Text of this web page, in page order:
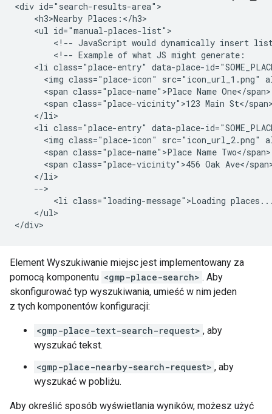
<div id="search-results-area">
    <h3>Nearby Places:</h3>
    <ul id="manual-places-list">
<!-- JavaScript would dynamically insert
        <!-- Example of what JS might generate:
<li class="place-entry" data-place-
<img class="place-icon" src="icon_url_1.png"
<span class="place-name">Place Name One</
<span class="place-vicinity">123 Main St</
    </li>
<li class="place-entry" data-place-
<img class="place-icon" src="icon_url_2.png"
<span class="place-name">Place Name Two</
<span class="place-vicinity">456 Oak Ave</
    </li>
    -->
<li class="loading-message">Loading
    </ul>
Element Wyszukiwanie miejsc jest implementowany za
pomocą komponentu <gmp-place-search> . Aby
skonfigurować typ wyszukiwania, umieść w nim jeden
z tych komponentów konfiguracji:
<gmp-place-text-search-request> , aby
wyszukać tekst.
<gmp-place-nearby-search-request> , aby
wyszukać w pobliżu.
Aby określić sposób wyświetlania wyników, możesz użyć